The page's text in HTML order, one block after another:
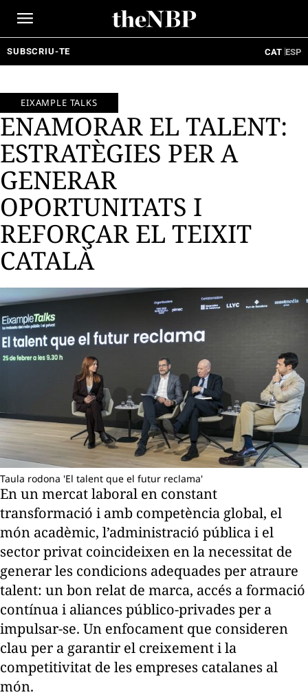
SUBSCRIU-TE CAT ESP
EIXAMPLE TALKS
ENAMORAR EL TALENT:
ESTRATÈGIES PER A
GENERAR
OPORTUNITATS I
REFORÇAR EL TEIXIT
CATALÀ
Taula rodona 'El talent que el futur reclama'
En un mercat laboral en constant
transformació i amb competència global, el
món acadèmic, l’administració pública i el
sector privat coincideixen en la necessitat de
generar les condicions adequades per atraure
talent: un bon relat de marca, accés a formació
contínua i aliances público-privades per a
impulsar-se. Un enfocament que consideren
clau per a garantir el creixement i la
competitivitat de les empreses catalanes al
món.